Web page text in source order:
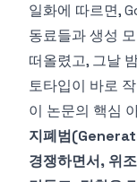
일화에 따르면,
동료들과 생성
떠올렸고, 그날
토타입이 바로
이 논문의 핵심
지폐범
경쟁하면서, 위